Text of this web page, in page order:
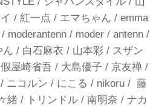
/ 紅一点 / エマちゃん / emma
moderantenn / moder / antenn /
/ 白石麻衣 / 山本彩 / スザン
屋崎省吾 / 大島優子 / 京友禅 /
ニコルン / にこる / nikoru / 藤
緒 / トリンドル / 南明奈 / ナカ